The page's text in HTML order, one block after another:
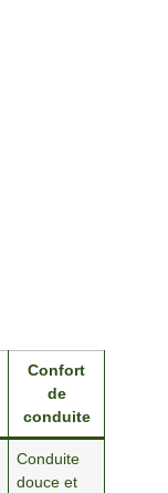
Confort
de
conduite
Conduite
douce et